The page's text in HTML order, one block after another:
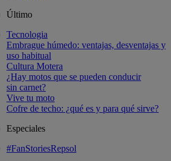
Último
Tecnologia
Embrague húmedo: ventajas, desventajas y
uso habitual
Cultura Motera
¿Hay motos que se pueden conducir
sin carnet?
Vive tu moto
Cofre de techo: ¿qué es y para qué sirve?
Especiales
#FanStoriesRepsol